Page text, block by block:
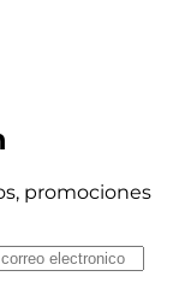
promociones